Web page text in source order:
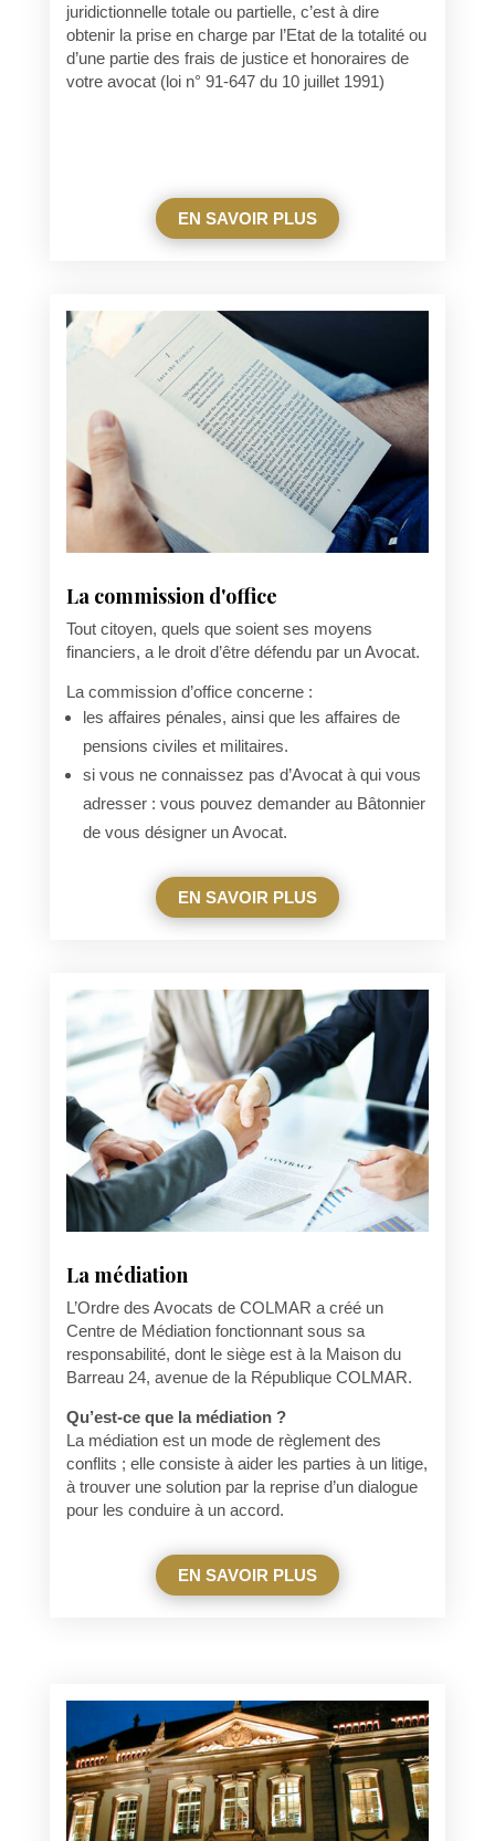
juridictionnelle totale ou partielle, c’est à dire
obtenir la prise en charge par l’Etat de la totalité ou
d’une partie des frais de justice et honoraires de
votre avocat (loi n° 91-647 du 10 juillet 1991)
EN SAVOIR PLUS
La commission d'office
Tout citoyen, quels que soient ses moyens
financiers, a le droit d’être défendu par un Avocat.
La commission d’office concerne :
les affaires pénales, ainsi que les affaires de
pensions civiles et militaires.
si vous ne connaissez pas d’Avocat à qui vous
adresser : vous pouvez demander au Bâtonnier
de vous désigner un Avocat.
EN SAVOIR PLUS
La médiation
L’Ordre des Avocats de COLMAR a créé un
Centre de Médiation fonctionnant sous sa
responsabilité, dont le siège est à la Maison du
Barreau 24, avenue de la République COLMAR.
Qu’est-ce que la médiation ?
La médiation est un mode de règlement des
conflits ; elle consiste à aider les parties à un litige,
à trouver une solution par la reprise d’un dialogue
pour les conduire à un accord.
EN SAVOIR PLUS